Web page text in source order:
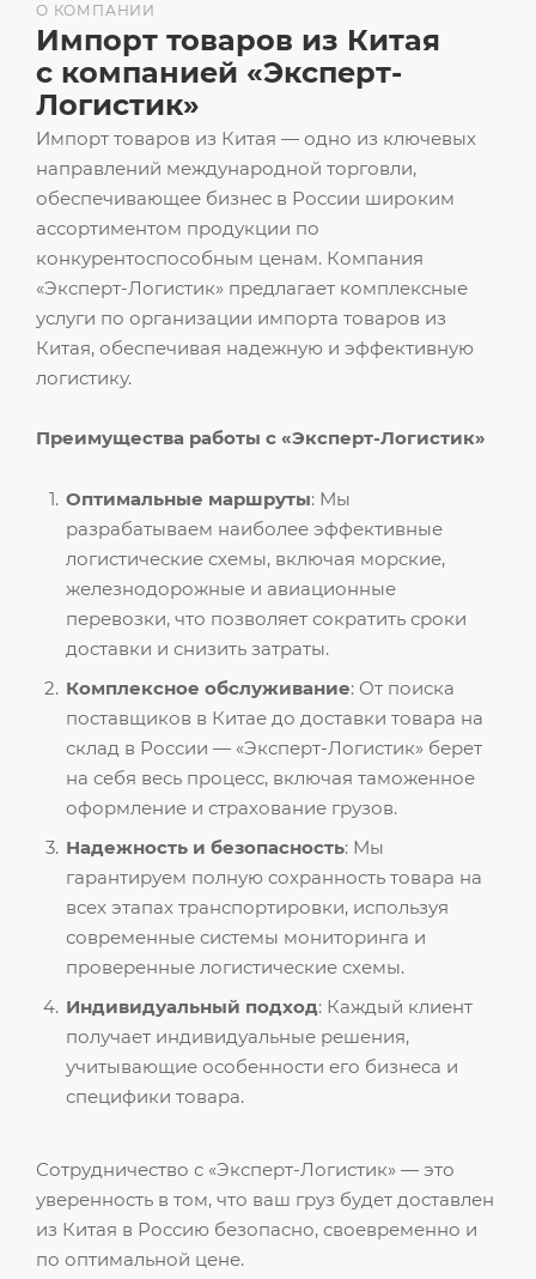
Импорт товаров из Китая — одно из ключевых
направлений международной торговли,
обеспечивающее бизнес в России широким
ассортиментом продукции по
конкурентоспособным ценам. Компания
«Эксперт-Логистик» предлагает комплексные
услуги по организации импорта товаров из
Китая, обеспечивая надежную и эффективную
логистику.
Преимущества работы с «Эксперт-Логистик»
Оптимальные маршруты: Мы
разрабатываем наиболее эффективные
логистические схемы, включая морские,
железнодорожные и авиационные
перевозки, что позволяет сократить сроки
доставки и снизить затраты.
Комплексное обслуживание: От поиска
поставщиков в Китае до доставки товара на
склад в России — «Эксперт-Логистик» берет
на себя весь процесс, включая таможенное
оформление и страхование грузов.
Надежность и безопасность: Мы
гарантируем полную сохранность товара на
всех этапах транспортировки, используя
современные системы мониторинга и
проверенные логистические схемы.
Индивидуальный подход: Каждый клиент
получает индивидуальные решения,
учитывающие особенности его бизнеса и
специфики товара.
Сотрудничество с «Эксперт-Логистик» — это
уверенность в том, что ваш груз будет доставлен
из Китая в Россию безопасно, своевременно и
по оптимальной цене.
О КОМПАНИИ
Импорт товаров из Китая
с компанией «Эксперт-
Логистик»